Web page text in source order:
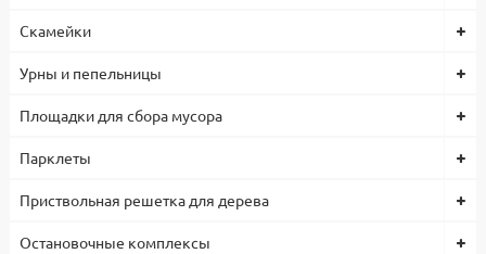
Скамейки
Урны и пепельницы
Площадки для сбора мусора
Парклеты
Приствольная решетка для дерева
Остановочные комплексы